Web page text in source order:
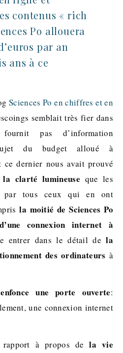
contenus « rich
Po allouera
par an
ans à ce
Sciences Po en chiffres et en
semblait très fier dans
pas d’information
du budget alloué à
ce dernier nous avait prouvé
clarté lumineuse que les
par tous ceux qui en ont
la moitié de Sciences Po
connexion internet à
entrer dans le détail dela
des ordinateurs à
une porte ouverte:
une connexion internet
rapport à propos dela vie